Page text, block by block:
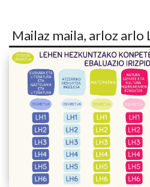
Mailaz maila, arloz arlo